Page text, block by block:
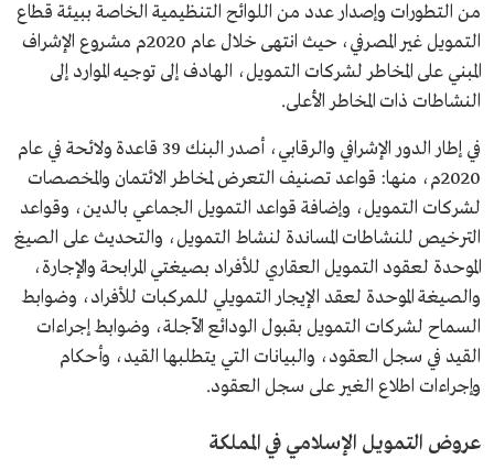
من التطورات وإصدار عدد من اللوائح التنظيمية الخاصة ببيئة قطاع
التمويل غير المصرفي، حيث انتهى خلال عام 2020م مشروع الإشراف
المبني على المخاطر لشركات التمويل، الهادف إلى توجيه الموارد إلى
النشاطات ذات المخاطر الأعلى.
في إطار الدور الإشرافي والرقابي، أصدر البنك 39 قاعدة ولائحة في عام
2020م، منها: قواعد تصنيف التعرض لمخاطر الائتمان والمخصصات
لشركات التمويل، وإضافة قواعد التمويل الجماعي بالدين، وقواعد
الترخيص للنشاطات المساندة لنشاط التمويل، والتحديث على الصيغ
الموحدة لعقود التمويل العقاري للأفراد بصيغتي المرابحة والإجارة،
والصيغة الموحدة لعقد الإيجار التمويلي للمركبات للأفراد، وضوابط
السماح لشركات التمويل بقبول الودائع الآجلة، وضوابط إجراءات
القيد في سجل العقود، والبيانات التي يتطلبها القيد، وأحكام
وإجراءات اطلاع الغير على سجل العقود.
عروض التمويل الإسلامي في المملكة